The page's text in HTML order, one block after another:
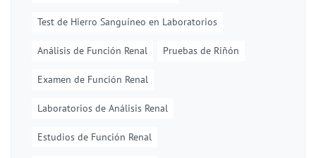
Test de Hierro Sanguíneo en Laboratorios
Análisis de Función Renal Pruebas de Riñón
Examen de Función Renal
Laboratorios de Análisis Renal
Estudios de Función Renal